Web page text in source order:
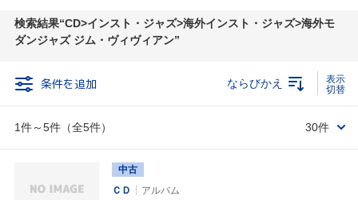
検索結果 CD>インスト・ジャズ>海外インスト・ジャズ>海外モ
ダンジャズ ジム・ヴィヴィアン
条件を追加
1件～5件（全5件）
ならびかえ
30件
中古
ＣＤ
アルバム